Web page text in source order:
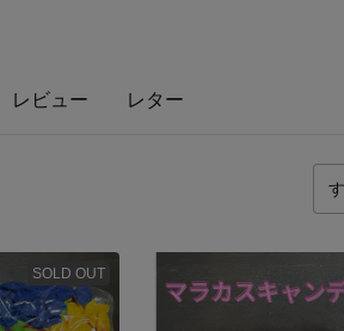
レビュー レター
SOLD OUT